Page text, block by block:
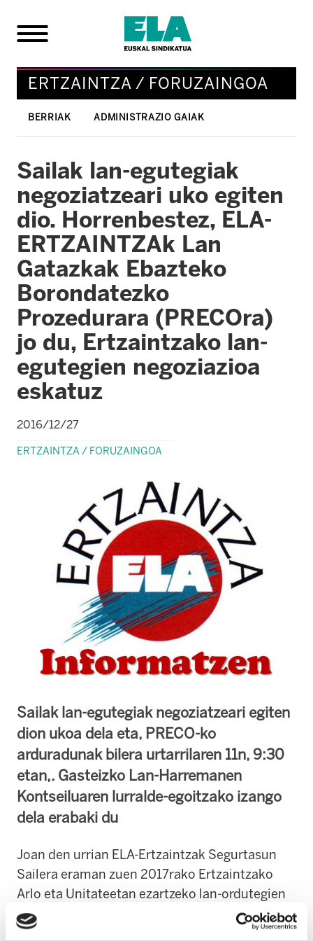
ERTZAINTZA / FORUZAINGOA
BERRIAK ADMINISTRAZIO GAIAK
Sailak lan-egutegiak
negoziatzeari uko egiten
dio. Horrenbestez, ELA-
ERTZAINTZAk Lan
Gatazkak Ebazteko
Borondatezko
Prozedurara (PRECOra)
jo du, Ertzaintzako lan-
egutegien negoziazioa
eskatuz
2016/12/27
ERTZAINTZA / FORUZAINGOA
Sailak lan-egutegiak negoziatzeari egiten
dion ukoa dela eta, PRECO-ko
arduradunak bilera urtarrilaren 11n, 9:30
etan,. Gasteizko Lan-Harremanen
Kontseiluaren lurralde-egoitzako izango
dela erabaki du
Joan den urrian ELA-Ertzaintzak Segurtasun
Sailera eraman zuen 2017rako Ertzaintzako
Arlo eta Unitateetan ezartzeko lan-ordutegien
proposamena.